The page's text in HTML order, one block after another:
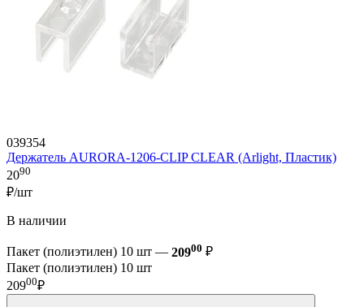
039354
Держатель AURORA-1206-CLIP CLEAR (Arlight, Пластик)
2090
₽/шт
В наличии
Пакет (полиэтилен) 10 шт — 20900 ₽
Пакет (полиэтилен) 10 шт
20900₽